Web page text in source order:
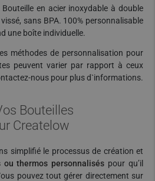
Bouteille en acier inoxydable à double
sans BPA. 100% personnalisable
une boîte individuelle.
méthodes de personnalisation pour
peuvent varier par rapport à ceux
nous pour plus d`informations.
Bouteilles
Createlow
simplifié le processus de création et
ou thermos personnalisés pour qu’il
pouvez tout gérer directement sur